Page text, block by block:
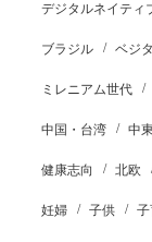
デジタルネイティ
ブラジル ベジ
ミレニアム世代
中国・台湾 中東
健康志向 北欧
妊婦 子供